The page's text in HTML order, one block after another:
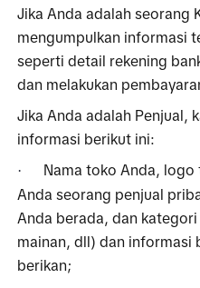
Jika Anda adalah seorang
mengumpulkan informasi
seperti detail rekening
dan melakukan
Jika Anda adalah Penjual,
informasi berikut ini:
·
Nama toko Anda, logo
Anda seorang penjual
Anda berada, dan
mainan, dll) dan informasi
berikan;